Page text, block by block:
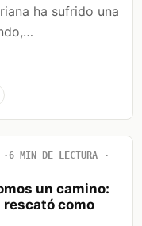
ha sufrido una
6 MIN DE LECTURA
un camino:
como